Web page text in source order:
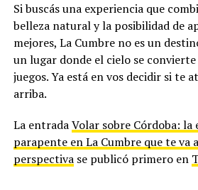
Si buscás una experiencia que
belleza natural y la posibilidad de
mejores, La Cumbre no es un
un lugar donde el cielo se
juegos. Ya está en vos decidir si te
arriba.
La entradaVolar sobre Córdoba: la
parapente en La Cumbre que te va
perspectivase publicó primero en